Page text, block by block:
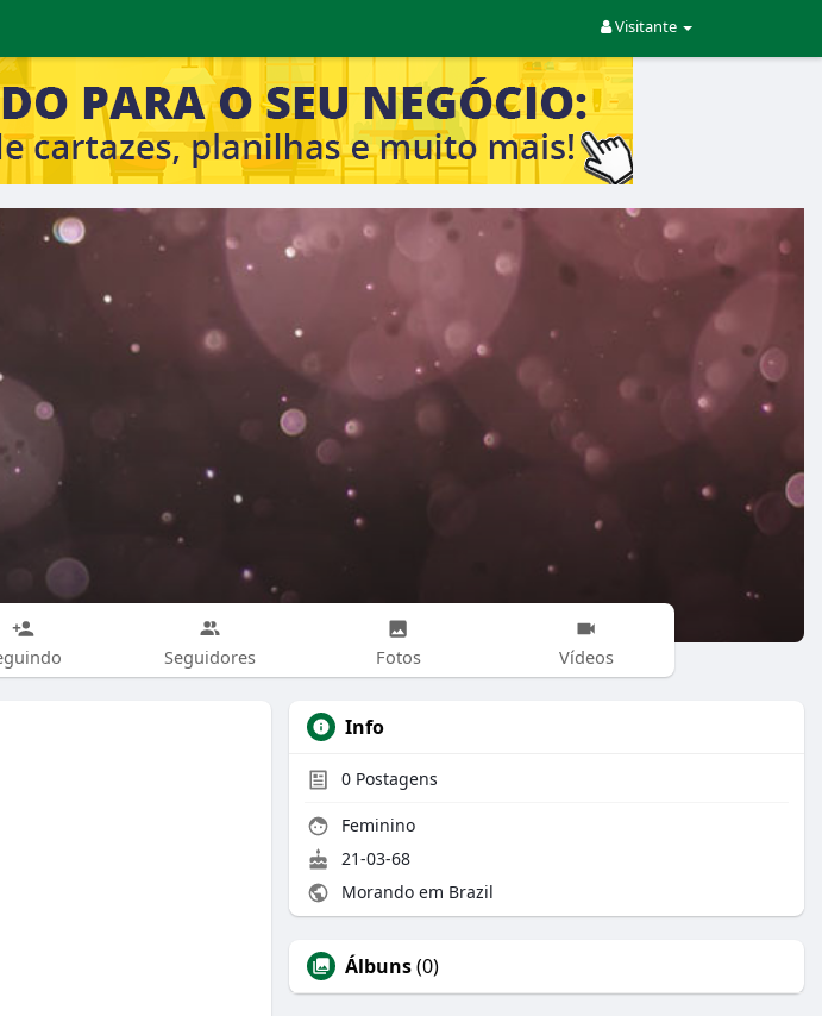
Visitante
Seguidores Fotos Vídeos
Info
0 Postagens
Feminino
21-03-68
Morando em Brazil
Álbuns(0)